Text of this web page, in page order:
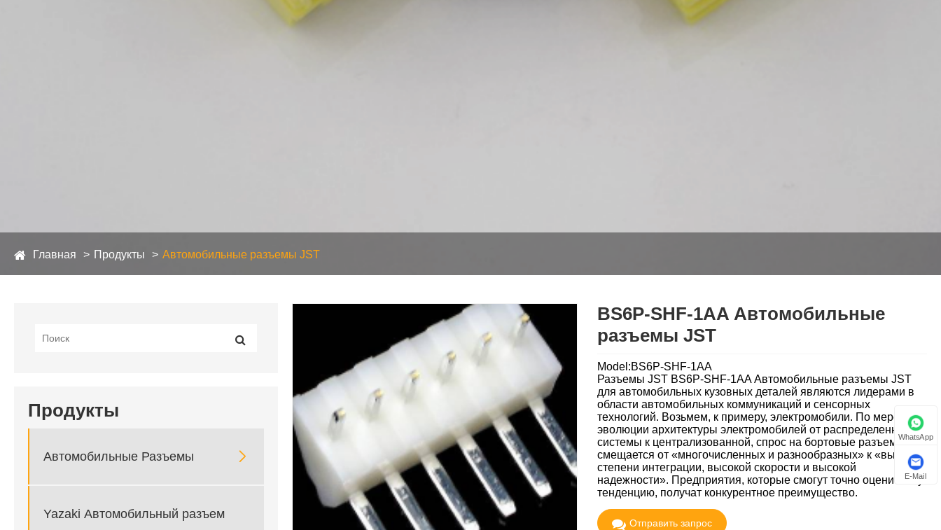
Главная Продукты Автомобильные разъемы JST
Продукты
Автомобильные Разъемы 
Yazaki Автомобильный разъем
BS6P-SHF-1AA Автомобильные
разъемы JST
Model:BS6P-SHF-1AA
Разъемы JST BS6P-SHF-1AA Автомобильные разъемы JST
для автомобильных кузовных деталей являются лидерами в
области автомобильных коммуникаций и сенсорных
технологий. Возьмем, к примеру, электромобили. По мере
эволюции архитектуры электромобилей от распределенной
системы к централизованной, спрос на бортовые разъемы
смещается от «многочисленных и разнообразных» к «высокой
степени интеграции, высокой скорости и высокой
надежности». Предприятия, которые смогут точно оценить эту
тенденцию, получат конкурентное преимущество.
Отправить запрос
WhatsApp
E-Mail